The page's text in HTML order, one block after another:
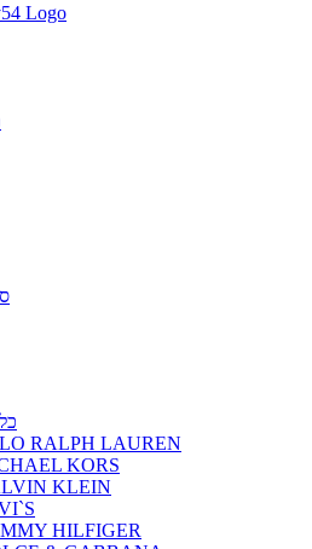
RALPH LAUREN
KORS
KLEIN
HILFIGER